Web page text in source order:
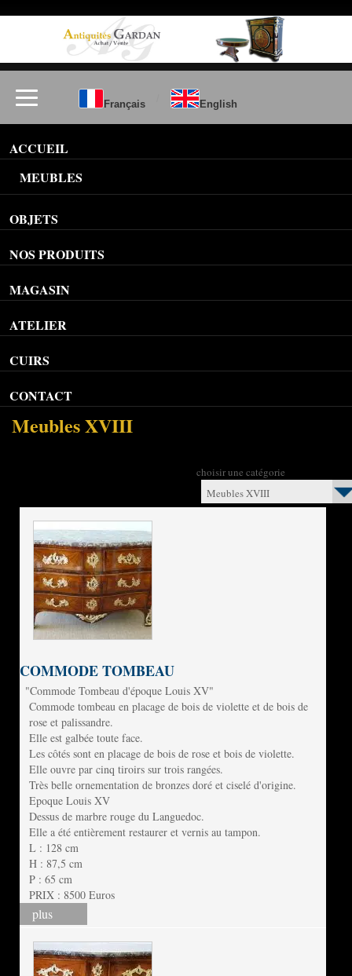
Français English
ACCUEIL
MEUBLES
OBJETS
NOS PRODUITS
MAGASIN
ATELIER
CUIRS
CONTACT
Meubles XVIII
choisir une catégorie
Meubles XVIII
COMMODE TOMBEAU
"Commode Tombeau d'époque Louis XV"
Commode tombeau en placage de bois de violette et de bois de
rose et palissandre.
Elle est galbée toute face.
Les côtés sont en placage de bois de rose et bois de violette.
Elle ouvre par cinq tiroirs sur trois rangées.
Très belle ornementation de bronzes doré et ciselé d'origine.
Epoque Louis XV
Dessus de marbre rouge du Languedoc.
Elle a été entièrement restaurer et vernis au tampon.
L : 128 cm
H : 87,5 cm
P : 65 cm
PRIX : 8500 Euros
plus